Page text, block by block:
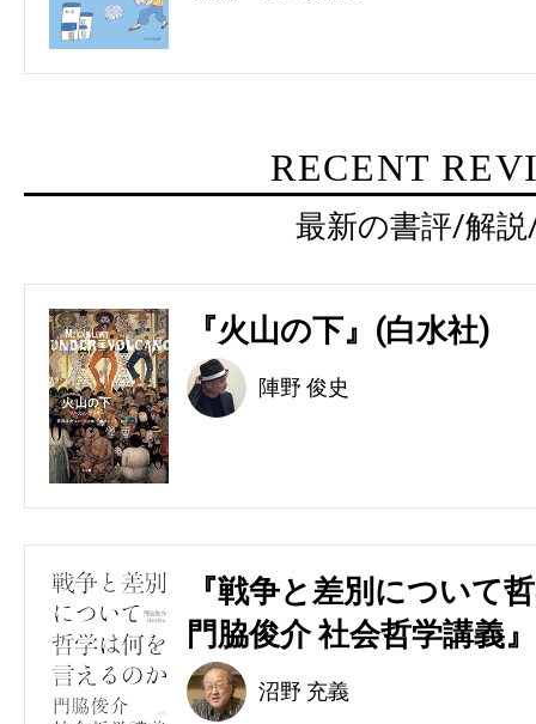
RECENT
最新の書評/解
『火山の下』(白水社)
陣野 俊史
『戦争と差別について
門脇俊介 社会哲学講義
沼野 充義